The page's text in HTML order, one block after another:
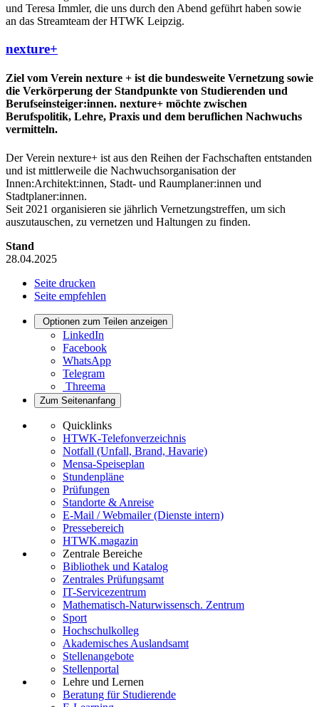
und Teresa Immler, die uns durch den Abend geführt haben sowie
an das Streamteam der HTWK Leipzig.
nexture+
Ziel vom Verein nexture + ist die bundesweite Vernetzung sowie
die Verkörperung der Standpunkte von Studierenden und
Berufseinsteiger:innen. nexture+ möchte zwischen
Berufspolitik, Lehre, Praxis und dem beruflichen Nachwuchs
vermitteln.
Der Verein nexture+ ist aus den Reihen der Fachschaften entstanden
und ist mittlerweile die Nachwuchsorganisation der
Innen:Architekt:innen, Stadt- und Raumplaner:innen und
Stadtplaner:innen.
Seit 2021 organisieren sie jährlich Vernetzungstreffen, um sich
auszutauschen, zu vernetzen und Haltungen zu finden.
Stand
28.04.2025
Seite drucken
Seite empfehlen
Optionen zum Teilen anzeigen
LinkedIn
Facebook
WhatsApp
Telegram
Threema
Zum Seitenanfang
Quicklinks
HTWK-Telefonverzeichnis
Notfall (Unfall, Brand, Havarie)
Mensa-Speiseplan
Stundenpläne
Prüfungen
Standorte & Anreise
E-Mail / Webmailer (Dienste intern)
Pressebereich
HTWK.magazin
Zentrale Bereiche
Bibliothek und Katalog
Zentrales Prüfungsamt
IT-Servicezentrum
Mathematisch-Naturwissensch. Zentrum
Sport
Hochschulkolleg
Akademisches Auslandsamt
Stellenangebote
Stellenportal
Lehre und Lernen
Beratung für Studierende